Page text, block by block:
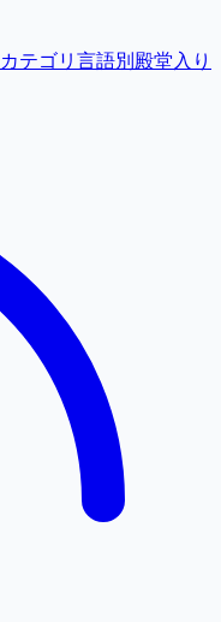
カテゴリ 言語別殿堂入り